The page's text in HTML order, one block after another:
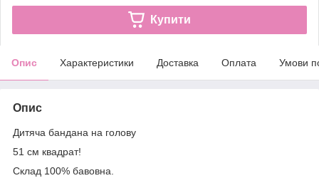
Купити
Опис Характеристики Доставка Оплата Умови
Опис
Дитяча бандана на голову
51 см квадрат!
Склад 100% бавовна.